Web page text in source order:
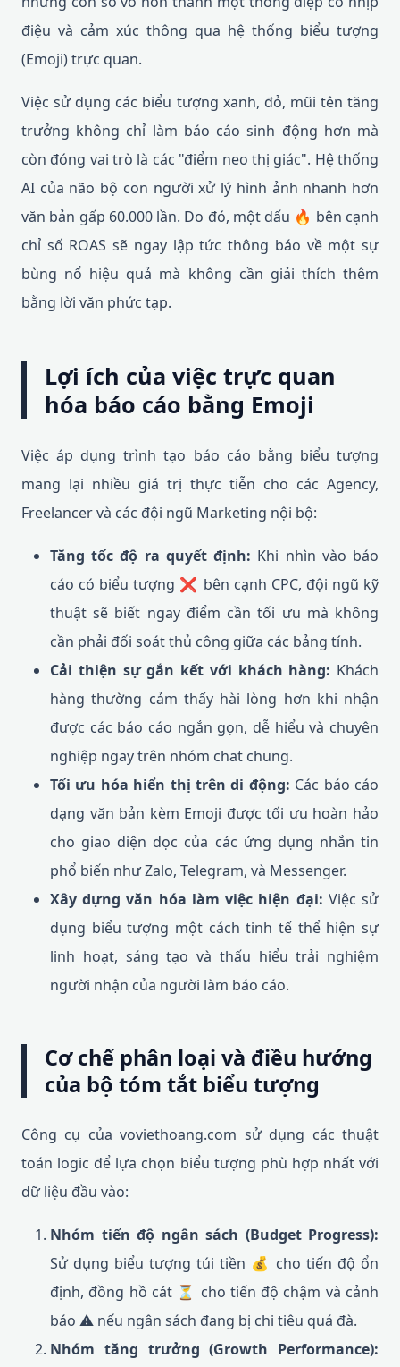
điệu và cảm xúc thông qua hệ thống biểu tượng
(Emoji) trực quan.
Việc sử dụng các biểu tượng xanh, đỏ, mũi tên tăng
trưởng không chỉ làm báo cáo sinh động hơn mà
còn đóng vai trò là các "điểm neo thị giác". Hệ thống
AI của não bộ con người xử lý hình ảnh nhanh hơn
văn bản gấp 60.000 lần. Do đó, một dấu 🔥 bên cạnh
chỉ số ROAS sẽ ngay lập tức thông báo về một sự
bùng nổ hiệu quả mà không cần giải thích thêm
bằng lời văn phức tạp.
Lợi ích của việc trực quan
hóa báo cáo bằng Emoji
Việc áp dụng trình tạo báo cáo bằng biểu tượng
mang lại nhiều giá trị thực tiễn cho các Agency,
Freelancer và các đội ngũ Marketing nội bộ:
Tăng tốc độ ra quyết định: Khi nhìn vào báo
cáo có biểu tượng ❌ bên cạnh CPC, đội ngũ kỹ
thuật sẽ biết ngay điểm cần tối ưu mà không
cần phải đối soát thủ công giữa các bảng tính.
Cải thiện sự gắn kết với khách hàng: Khách
hàng thường cảm thấy hài lòng hơn khi nhận
được các báo cáo ngắn gọn, dễ hiểu và chuyên
nghiệp ngay trên nhóm chat chung.
Tối ưu hóa hiển thị trên di động: Các báo cáo
dạng văn bản kèm Emoji được tối ưu hoàn hảo
cho giao diện dọc của các ứng dụng nhắn tin
phổ biến như Zalo, Telegram, và Messenger.
Xây dựng văn hóa làm việc hiện đại: Việc sử
dụng biểu tượng một cách tinh tế thể hiện sự
linh hoạt, sáng tạo và thấu hiểu trải nghiệm
người nhận của người làm báo cáo.
Cơ chế phân loại và điều hướng
của bộ tóm tắt biểu tượng
Công cụ của voviethoang.com sử dụng các thuật
toán logic để lựa chọn biểu tượng phù hợp nhất với
dữ liệu đầu vào:
Nhóm tiến độ ngân sách (Budget Progress):
Sử dụng biểu tượng túi tiền 💰 cho tiến độ ổn
định, đồng hồ cát ⏳ cho tiến độ chậm và cảnh
báo ⚠️ nếu ngân sách đang bị chi tiêu quá đà.
Nhóm tăng trưởng (Growth Performance):